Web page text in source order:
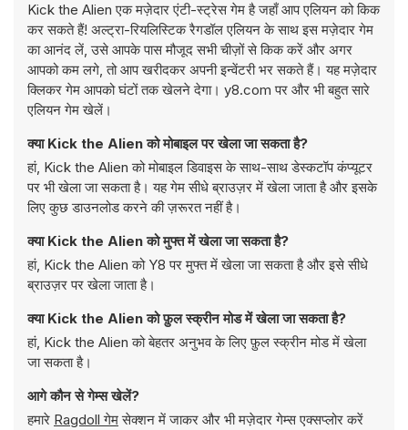
Kick the Alien एक मज़ेदार एंटी-स्ट्रेस गेम है जहाँ आप एलियन को किक
कर सकते हैं! अल्ट्रा-रियलिस्टिक रैगडॉल एलियन के साथ इस मज़ेदार गेम
का आनंद लें, उसे आपके पास मौजूद सभी चीज़ों से किक करें और अगर
आपको कम लगे, तो आप खरीदकर अपनी इन्वेंटरी भर सकते हैं। यह मज़ेदार
क्लिकर गेम आपको घंटों तक खेलने देगा। y8.com पर और भी बहुत सारे
एलियन गेम खेलें।
क्या Kick the Alien को मोबाइल पर खेला जा सकता है?
हां, Kick the Alien को मोबाइल डिवाइस के साथ-साथ डेस्कटॉप कंप्यूटर
पर भी खेला जा सकता है। यह गेम सीधे ब्राउज़र में खेला जाता है और इसके
लिए कुछ डाउनलोड करने की ज़रूरत नहीं है।
क्या Kick the Alien को मुफ्त में खेला जा सकता है?
हां, Kick the Alien को Y8 पर मुफ्त में खेला जा सकता है और इसे सीधे
ब्राउज़र पर खेला जाता है।
क्या Kick the Alien को फ़ुल स्क्रीन मोड में खेला जा सकता है?
हां, Kick the Alien को बेहतर अनुभव के लिए फ़ुल स्क्रीन मोड में खेला
जा सकता है।
आगे कौन से गेम्स खेलें?
हमारे Ragdoll गेमसेक्शन में जाकर और भी मज़ेदार गेम्स एक्सप्लोर करें